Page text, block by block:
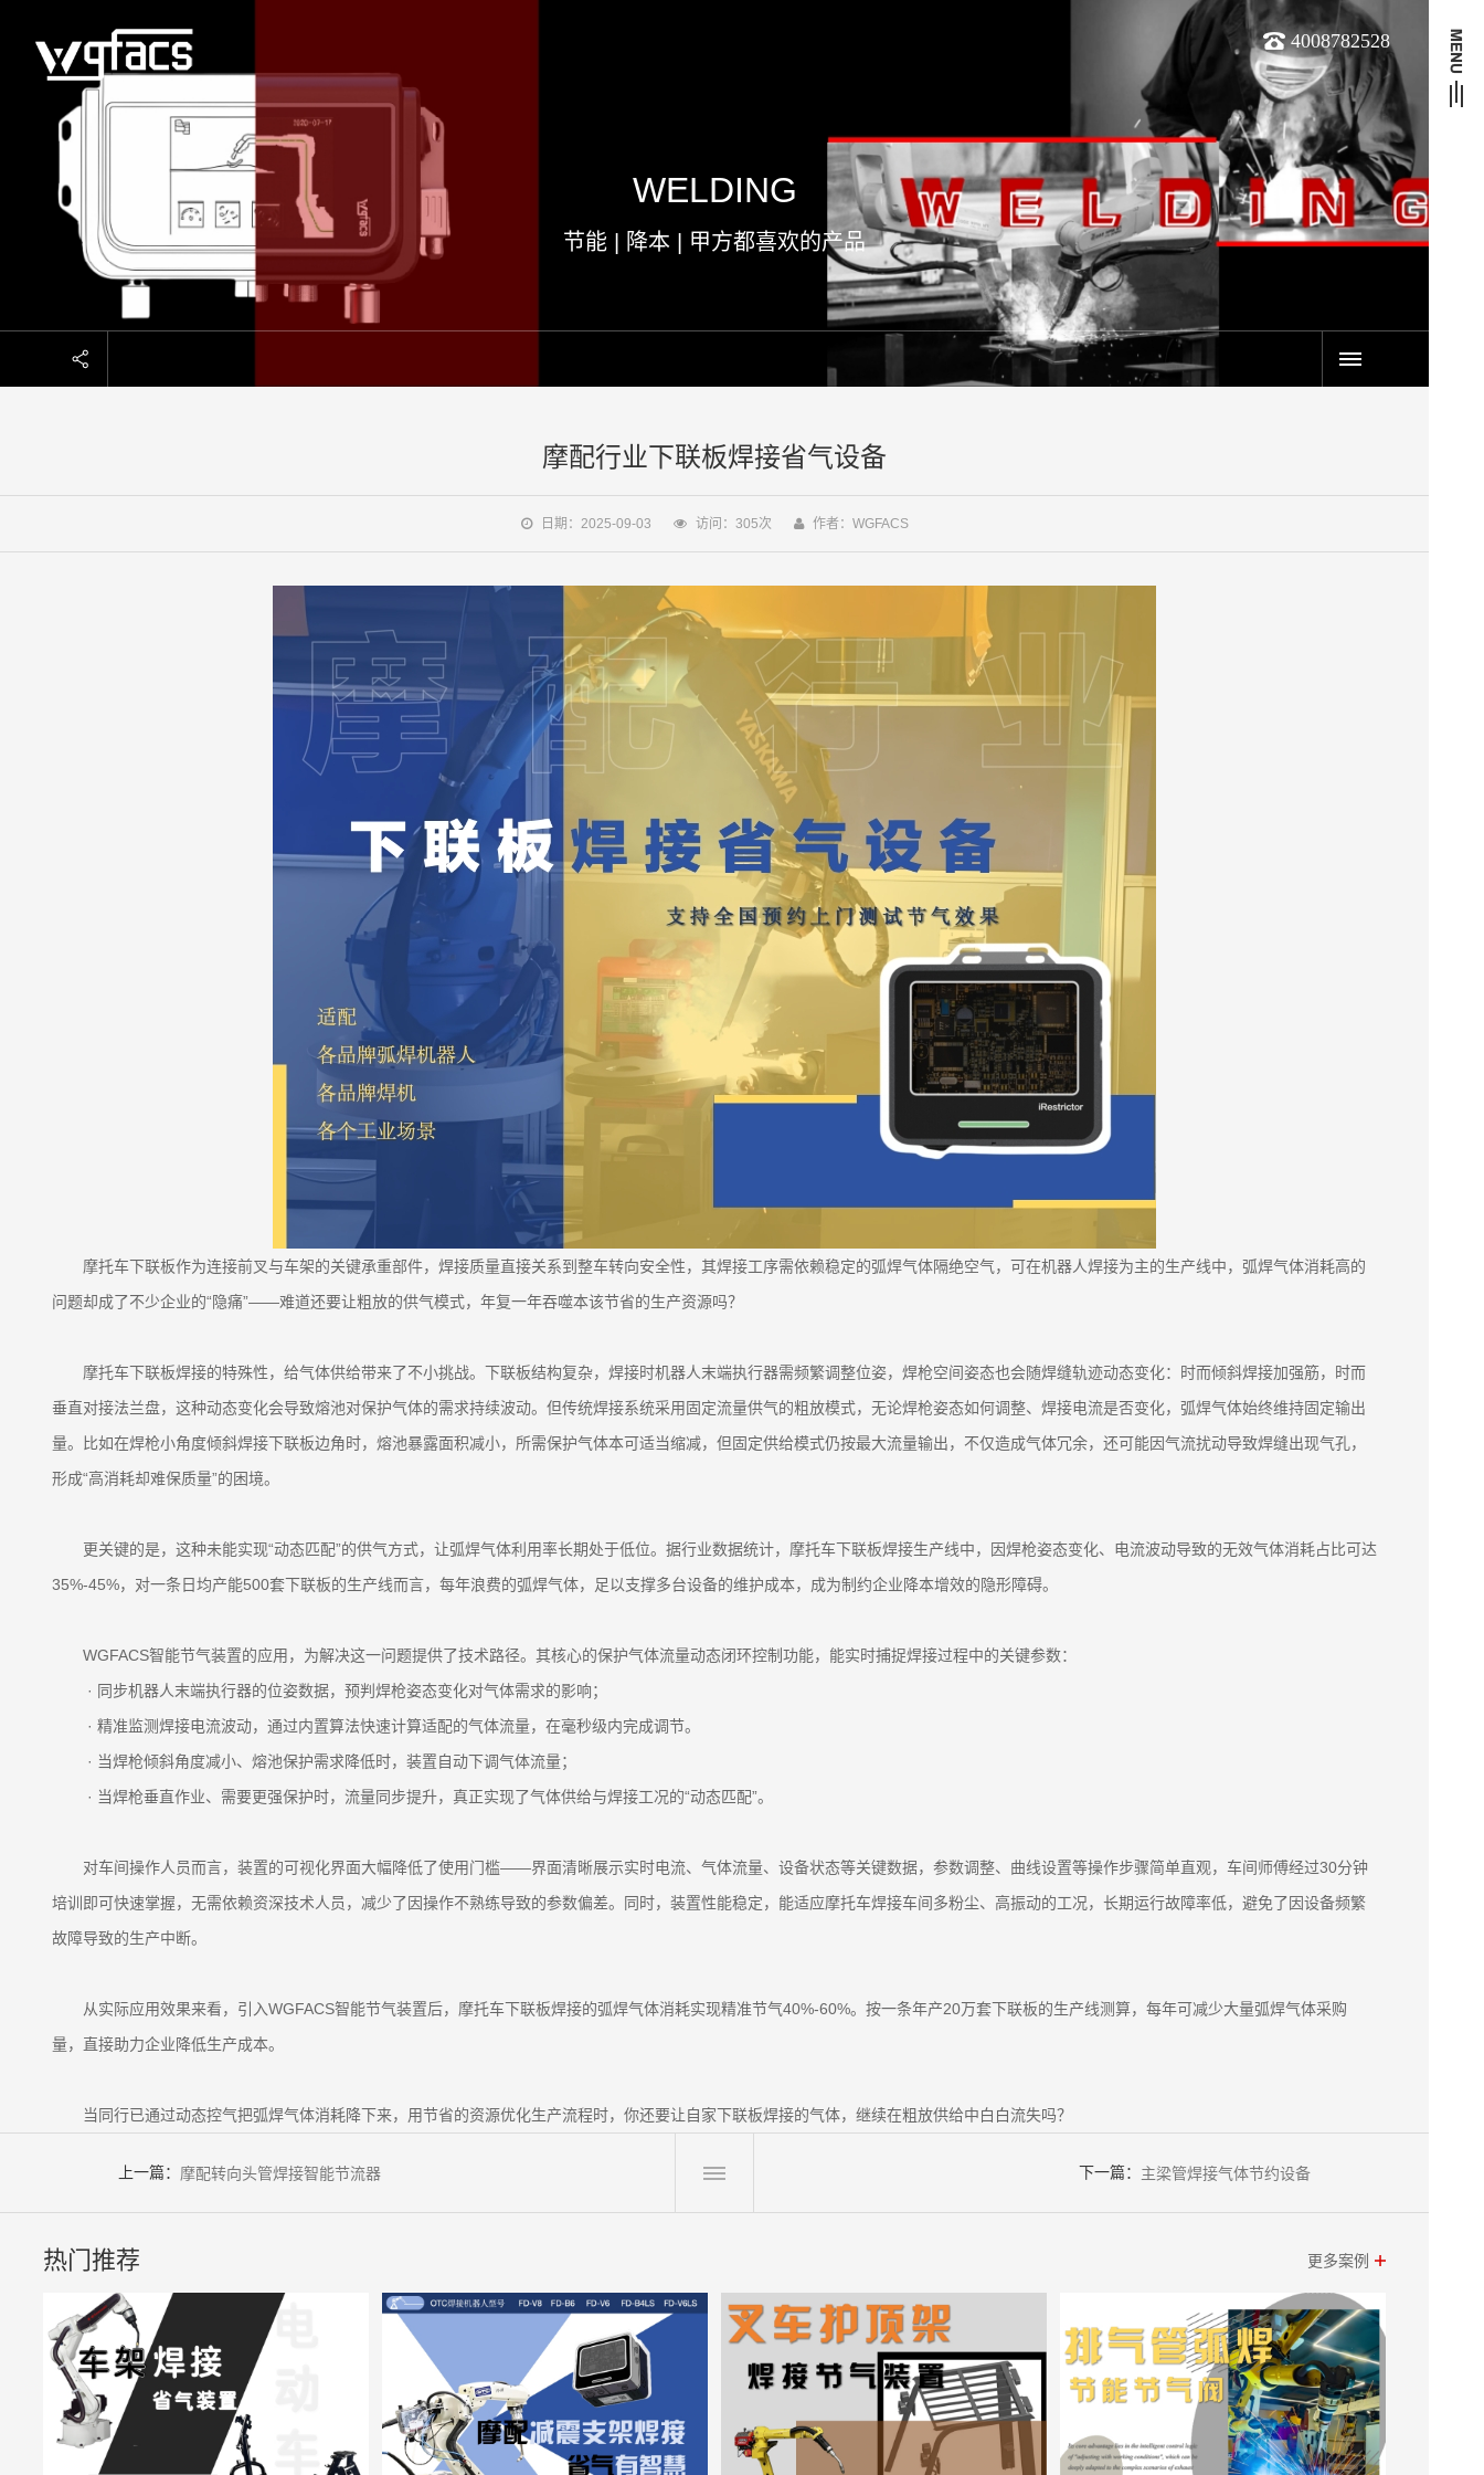
4008782528
WELDING
节能 | 降本 | 甲方都喜欢的产品
摩配行业下联板焊接省气设备
日期：2025-09-03 访问：305次 作者：WGFACS
摩托车下联板作为连接前叉与车架的关键承重部件，焊接质量直接关系到整车转向安全性，其焊接工序需依赖稳定的弧焊气体隔绝空气，可在机器人焊接为主的生产线中，弧焊气体消耗高的
问题却成了不少企业的“隐痛”——难道还要让粗放的供气模式，年复一年吞噬本该节省的生产资源吗？
摩托车下联板焊接的特殊性，给气体供给带来了不小挑战。下联板结构复杂，焊接时机器人末端执行器需频繁调整位姿，焊枪空间姿态也会随焊缝轨迹动态变化：时而倾斜焊接加强筋，时而
垂直对接法兰盘，这种动态变化会导致熔池对保护气体的需求持续波动。但传统焊接系统采用固定流量供气的粗放模式，无论焊枪姿态如何调整、焊接电流是否变化，弧焊气体始终维持固定输出
量。比如在焊枪小角度倾斜焊接下联板边角时，熔池暴露面积减小，所需保护气体本可适当缩减，但固定供给模式仍按最大流量输出，不仅造成气体冗余，还可能因气流扰动导致焊缝出现气孔，
形成“高消耗却难保质量”的困境。
更关键的是，这种未能实现“动态匹配”的供气方式，让弧焊气体利用率长期处于低位。据行业数据统计，摩托车下联板焊接生产线中，因焊枪姿态变化、电流波动导致的无效气体消耗占比可达
35%-45%，对一条日均产能500套下联板的生产线而言，每年浪费的弧焊气体，足以支撑多台设备的维护成本，成为制约企业降本增效的隐形障碍。
WGFACS智能节气装置的应用，为解决这一问题提供了技术路径。其核心的保护气体流量动态闭环控制功能，能实时捕捉焊接过程中的关键参数：
· 同步机器人末端执行器的位姿数据，预判焊枪姿态变化对气体需求的影响；
· 精准监测焊接电流波动，通过内置算法快速计算适配的气体流量，在毫秒级内完成调节。
· 当焊枪倾斜角度减小、熔池保护需求降低时，装置自动下调气体流量；
· 当焊枪垂直作业、需要更强保护时，流量同步提升，真正实现了气体供给与焊接工况的“动态匹配”。
对车间操作人员而言，装置的可视化界面大幅降低了使用门槛——界面清晰展示实时电流、气体流量、设备状态等关键数据，参数调整、曲线设置等操作步骤简单直观，车间师傅经过30分钟
培训即可快速掌握，无需依赖资深技术人员，减少了因操作不熟练导致的参数偏差。同时，装置性能稳定，能适应摩托车焊接车间多粉尘、高振动的工况，长期运行故障率低，避免了因设备频繁
故障导致的生产中断。
从实际应用效果来看，引入WGFACS智能节气装置后，摩托车下联板焊接的弧焊气体消耗实现精准节气40%-60%。按一条年产20万套下联板的生产线测算，每年可减少大量弧焊气体采购
量，直接助力企业降低生产成本。
当同行已通过动态控气把弧焊气体消耗降下来，用节省的资源优化生产流程时，你还要让自家下联板焊接的气体，继续在粗放供给中白白流失吗？
上一篇： 摩配转向头管焊接智能节流器 下一篇： 主梁管焊接气体节约设备
热门推荐 更多案例